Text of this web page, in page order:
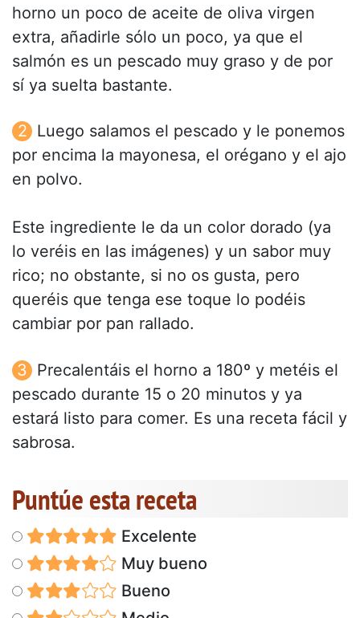
horno un poco de aceite de oliva virgen
extra, añadirle sólo un poco, ya que el
salmón es un pescado muy graso y de por
sí ya suelta bastante.
Luego salamos el pescado y le ponemos
por encima la mayonesa, el orégano y el ajo
en polvo.
Este ingrediente le da un color dorado (ya
lo veréis en las imágenes) y un sabor muy
rico; no obstante, si no os gusta, pero
queréis que tenga ese toque lo podéis
cambiar por pan rallado.
Precalentáis el horno a 180º y metéis el
pescado durante 15 o 20 minutos y ya
estará listo para comer. Es una receta fácil y
sabrosa.
Puntúe esta receta
Excelente
Muy bueno
Bueno